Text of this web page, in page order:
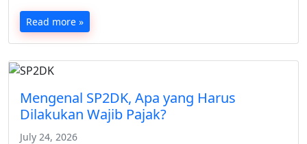
Read more »
Mengenal SP2DK, Apa yang Harus
Dilakukan Wajib Pajak?
July 24, 2026